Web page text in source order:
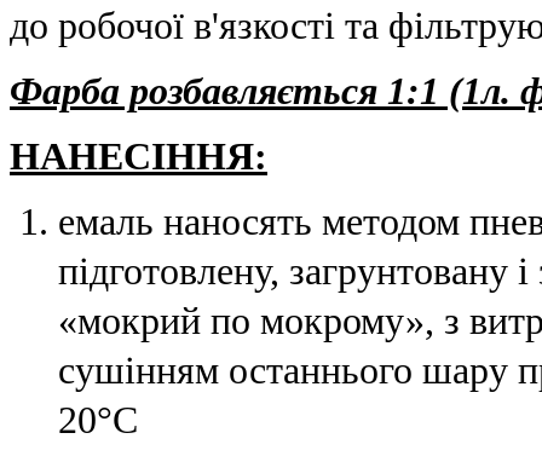
до робочої в'язкості та
Фарба розбавляється 1:1 (1л.
НАНЕСІННЯ:
емаль наносять методом
підготовлену,
«мокрий по мокрому», з
сушінням останнього шару
20°С